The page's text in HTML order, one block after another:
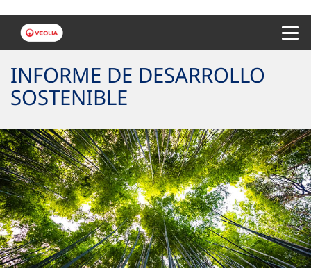
INFORME DE DESARROLLO
SOSTENIBLE